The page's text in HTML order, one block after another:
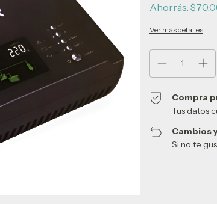
Ahorrás:
Ver más detalles
Compra
Tus datos
Cambios
Si no te